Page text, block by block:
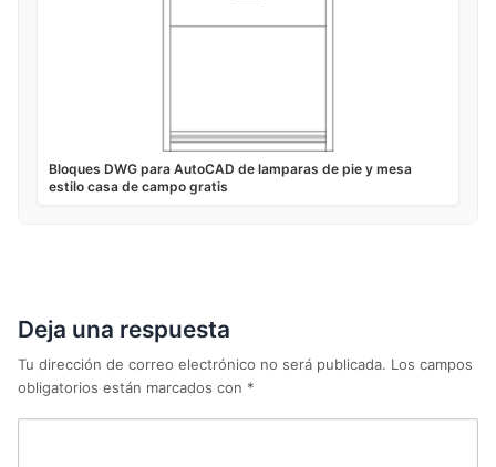
Bloques DWG para AutoCAD de lamparas de pie y mesa
estilo casa de campo gratis
Deja una respuesta
Tu dirección de correo electrónico no será publicada. Los campos
obligatorios están marcados con *